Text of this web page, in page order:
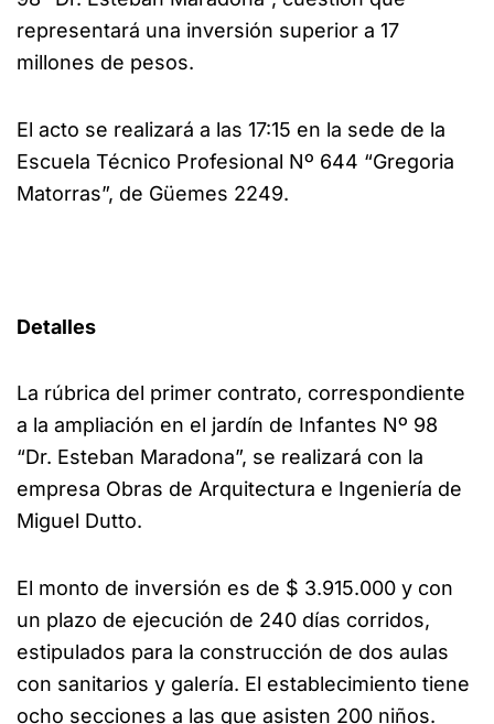
representará una inversión superior a 17
millones de pesos.
El acto se realizará a las 17:15 en la sede de la
Escuela Técnico Profesional Nº 644 “Gregoria
Matorras”, de Güemes 2249.
Detalles
La rúbrica del primer contrato, correspondiente
a la ampliación en el jardín de Infantes Nº 98
“Dr. Esteban Maradona”, se realizará con la
empresa Obras de Arquitectura e Ingeniería de
Miguel Dutto.
El monto de inversión es de $ 3.915.000 y con
un plazo de ejecución de 240 días corridos,
estipulados para la construcción de dos aulas
con sanitarios y galería. El establecimiento tiene
ocho secciones a las que asisten 200 niños.